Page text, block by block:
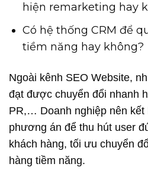
hiện remarketing hay
Có hệ thống CRM để
tiềm năng hay không?
Ngoài kênh SEO Website,
đạt được chuyển đổi nhanh
PR,… Doanh nghiệp nên
phương án để thu hút user
khách hàng, tối ưu chuyển
hàng tiềm năng.